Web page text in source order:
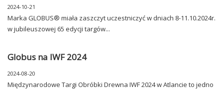
2024-10-21
Marka GLOBUS® miała zaszczyt uczestniczyć w dniach 8-11.10.2024r.
w jubileuszowej 65 edycji targów...
Globus na IWF 2024
2024-08-20
Międzynarodowe Targi Obróbki Drewna IWF 2024 w Atlancie to jedno